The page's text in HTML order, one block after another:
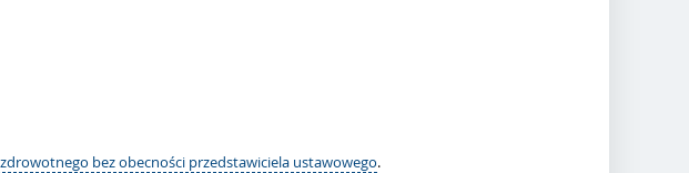
bez obecności przedstawiciela ustawowego.